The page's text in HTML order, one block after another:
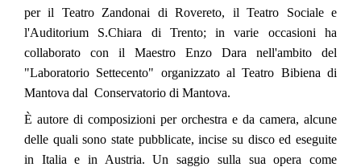
per il Teatro Zandonai di Rovereto, il Teatro Sociale e
l'Auditorium S.Chiara di Trento; in varie occasioni ha
collaborato con il Maestro Enzo Dara nell'ambito del
"Laboratorio Settecento" organizzato al Teatro Bibiena di
Mantova dal Conservatorio di Mantova.
È autore di composizioni per orchestra e da camera, alcune
delle quali sono state pubblicate, incise su disco ed eseguite
in Italia e in Austria. Un saggio sulla sua opera come